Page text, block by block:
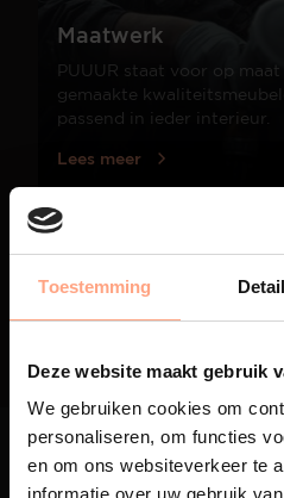
Toestemming
Deze website maakt gebruik
We gebruiken cookies om
personaliseren, om functies
en om ons websiteverkeer te
informatie over uw gebruik
Maatwerk
PUUUR staat voor op maat
gemaakte
passend in ieder interieur.
Lees meer